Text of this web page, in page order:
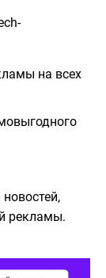
на всех
рекламы.